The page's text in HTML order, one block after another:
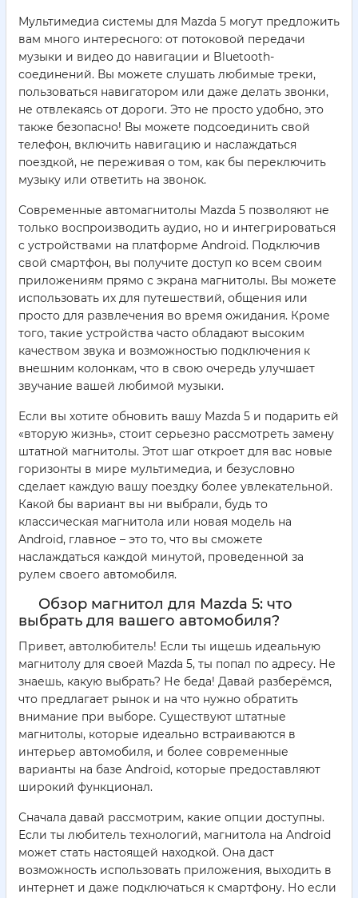
Мультимедиа системы для Mazda 5 могут предложить
вам много интересного: от потоковой передачи
музыки и видео до навигации и Bluetooth-
соединений. Вы можете слушать любимые треки,
пользоваться навигатором или даже делать звонки,
не отвлекаясь от дороги. Это не просто удобно, это
также безопасно! Вы можете подсоединить свой
телефон, включить навигацию и наслаждаться
поездкой, не переживая о том, как бы переключить
музыку или ответить на звонок.
Современные автомагнитолы Mazda 5 позволяют не
только воспроизводить аудио, но и интегрироваться
с устройствами на платформе Android. Подключив
свой смартфон, вы получите доступ ко всем своим
приложениям прямо с экрана магнитолы. Вы можете
использовать их для путешествий, общения или
просто для развлечения во время ожидания. Кроме
того, такие устройства часто обладают высоким
качеством звука и возможностью подключения к
внешним колонкам, что в свою очередь улучшает
звучание вашей любимой музыки.
Если вы хотите обновить вашу Mazda 5 и подарить ей
«вторую жизнь», стоит серьезно рассмотреть замену
штатной магнитолы. Этот шаг откроет для вас новые
горизонты в мире мультимедиа, и безусловно
сделает каждую вашу поездку более увлекательной.
Какой бы вариант вы ни выбрали, будь то
классическая магнитола или новая модель на
Android, главное – это то, что вы сможете
наслаждаться каждой минутой, проведенной за
рулем своего автомобиля.
Обзор магнитол для Mazda 5: что
выбрать для вашего автомобиля?
Привет, автолюбитель! Если ты ищешь идеальную
магнитолу для своей Mazda 5, ты попал по адресу. Не
знаешь, какую выбрать? Не беда! Давай разберёмся,
что предлагает рынок и на что нужно обратить
внимание при выборе. Существуют штатные
магнитолы, которые идеально встраиваются в
интерьер автомобиля, и более современные
варианты на базе Android, которые предоставляют
широкий функционал.
Сначала давай рассмотрим, какие опции доступны.
Если ты любитель технологий, магнитола на Android
может стать настоящей находкой. Она даст
возможность использовать приложения, выходить в
интернет и даже подключаться к смартфону. Но если